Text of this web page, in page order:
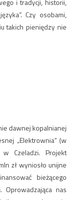
i tradycji, historii,
Czy osobami,
takich pieniędzy nie
dawnej kopalnianej
„Elektrownia” (w
Czeladzi. Projekt
zł wyniosło unijne
bieżącego
nas